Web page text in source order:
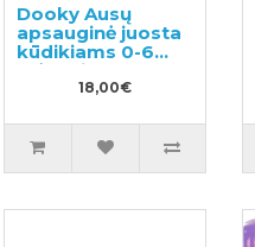
Dooky Ausų
apsauginė juosta
kūdikiams 0-6
mėnesių
18,00€